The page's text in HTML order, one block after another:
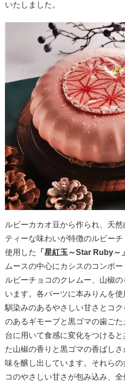
いたしました。
ルビーカカオ豆から作られ、天
ティーな味わいが特徴のルビー
使用した
「星紅玉～Star Ruby～」
ムースの中心にカシスのコンポー
ルビーチョコのクレムー、山椒
います。各パーツに本みりんを
馴染みのあるやさしい甘さとコ
のあるギモーブと黒ゴマの歯ご
台に用いて食感に変化をつける
た山椒の香りと黒ゴマの香ばし
味を醸し出しています。それら
コのやさしい甘さが包み込み、